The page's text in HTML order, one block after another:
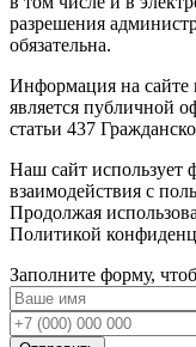
разрешения
обязательна.
Информация на сайте
является публичной
статьи 437
Наш сайт использует
взаимодействия с
Продолжая
Политикой
Заполните форму,